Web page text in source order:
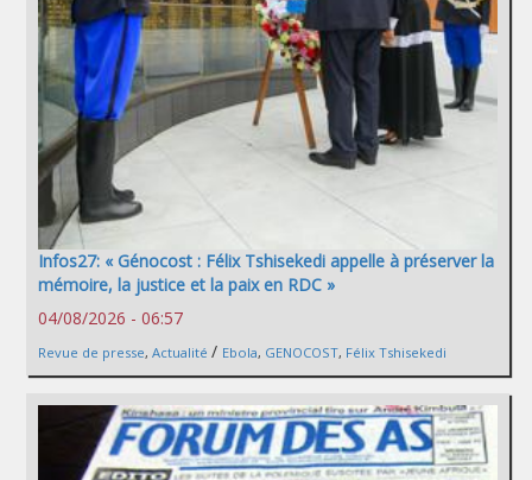
Infos27: « Génocost : Félix Tshisekedi appelle à préserver la
mémoire, la justice et la paix en RDC »
04/08/2026 - 06:57
Revue de presse, Actualité / Ebola, GENOCOST, Félix Tshisekedi